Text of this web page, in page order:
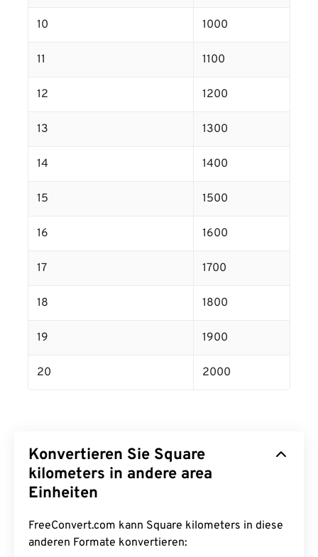
10 1000
11 1100
12 1200
13 1300
14 1400
15 1500
16 1600
17 1700
18 1800
19 1900
20 2000
Konvertieren Sie Square
kilometers in andere area
Einheiten
FreeConvert.com kann Square kilometers in diese
anderen Formate konvertieren: